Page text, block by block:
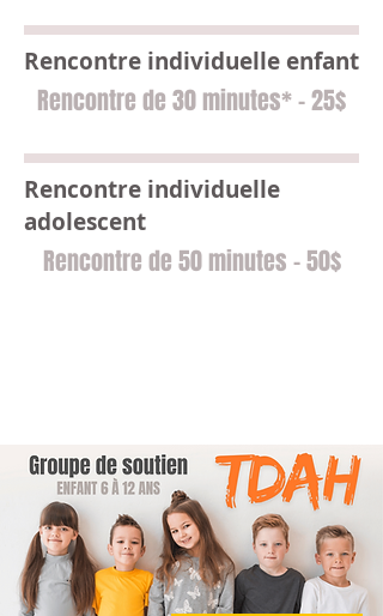
Rencontre individuelle enfant
Rencontre de 30 minutes* - 25$
Rencontre individuelle
adolescent
Rencontre de 50 minutes - 50$